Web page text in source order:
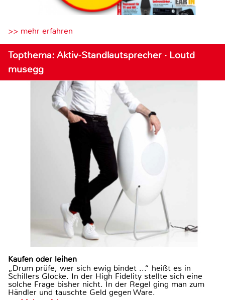
>> mehr erfahren
Topthema: Aktiv-Standlautsprecher · Loutd
musegg
Kaufen oder leihen
„Drum prüfe, wer sich ewig bindet ...“ heißt es in
Schillers Glocke. In der High Fidelity stellte sich eine
solche Frage bisher nicht. In der Regel ging man zum
Händler und tauschte Geld gegen Ware.